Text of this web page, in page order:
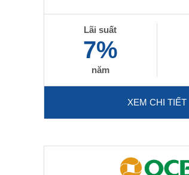
Lãi suất
7%
năm
XEM CHI TIẾT